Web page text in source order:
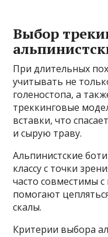
Выбор
При длительных
учитывать не
голеностопа, а
треккинговые
вставки, что
и сырую траву.
Альпинистские
классу с точки
часто совместимы
помогают
скалы.
Критерии выбора